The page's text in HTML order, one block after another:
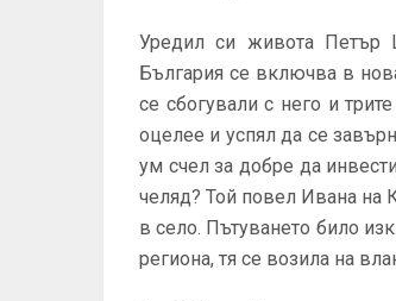
Уредил си живота Петър
България се включва в
се сбогували с него и
оцелее и успял да се
ум счел за добре да
челяд? Той повел Ивана на
в село. Пътуването било
региона, тя се возила на